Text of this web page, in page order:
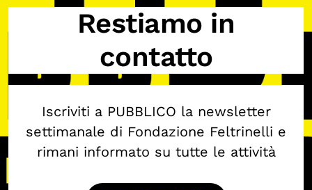
Restiamo in
contatto
Iscriviti a PUBBLICO la newsletter
settimanale di Fondazione Feltrinelli e
rimani informato su tutte le attività